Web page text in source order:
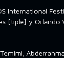
International
[tiple] y Orlando